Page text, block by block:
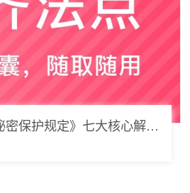
弘齐法点｜《商业秘密保护规定》七大核心解读，浅谈企业商业秘密合规管理新思路